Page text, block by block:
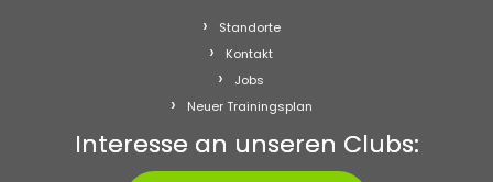
Standorte
Kontakt
Jobs
Neuer Trainingsplan
Interesse an unseren Clubs: